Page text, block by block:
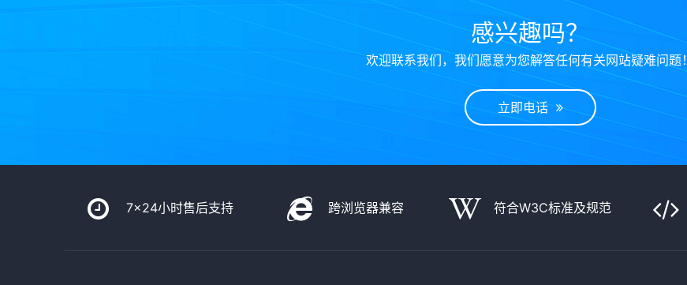
感兴趣吗？
欢迎联系我们，我们愿意为您解答任何有关网站疑难问题！
立即电话
7x24小时售后支持 跨浏览器兼容 符合W3C标准及规范